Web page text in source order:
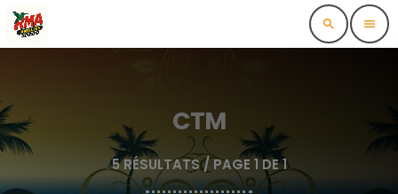
search menu
CTM
5 RÉSULTATS / PAGE 1 DE 1